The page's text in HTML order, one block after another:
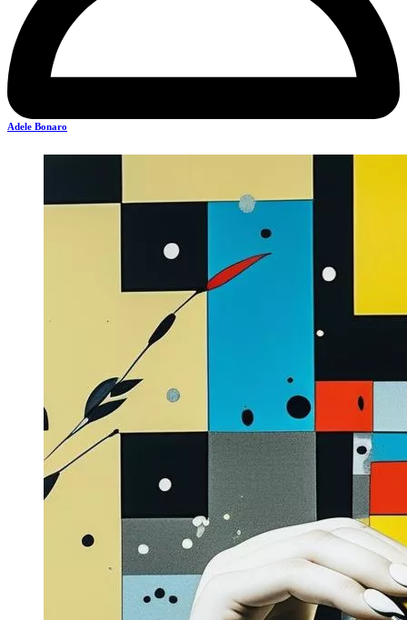
Adele Bonaro